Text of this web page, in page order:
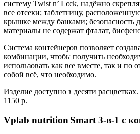
систему Twist n’ Lock, надёжно
все отсеки; таблетницу,
крышке между банками; безопасность
материалы не содержат фталат,
Система контейнеров позволяет
комбинации, чтобы получить
использовать как все вместе, так и по
собой всё, что необходимо.
Изделие доступно в десяти
1150 р.
Vplab nutrition Smart 3-в-1 с